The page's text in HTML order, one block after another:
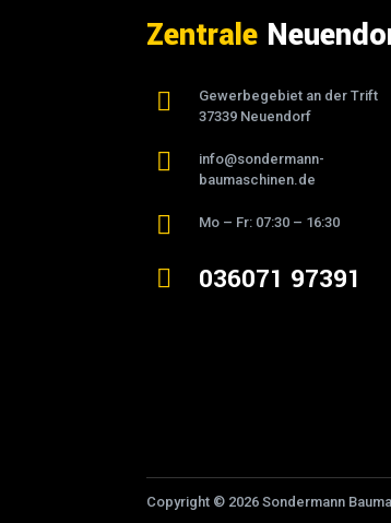
Zentrale

Gewerbegebiet an der Trift
37339 Neuendorf

info@sondermann-
baumaschinen.de
 Mo – Fr: 07:30 – 16:30
 036071 97391
Copyright © 2026 Sondermann